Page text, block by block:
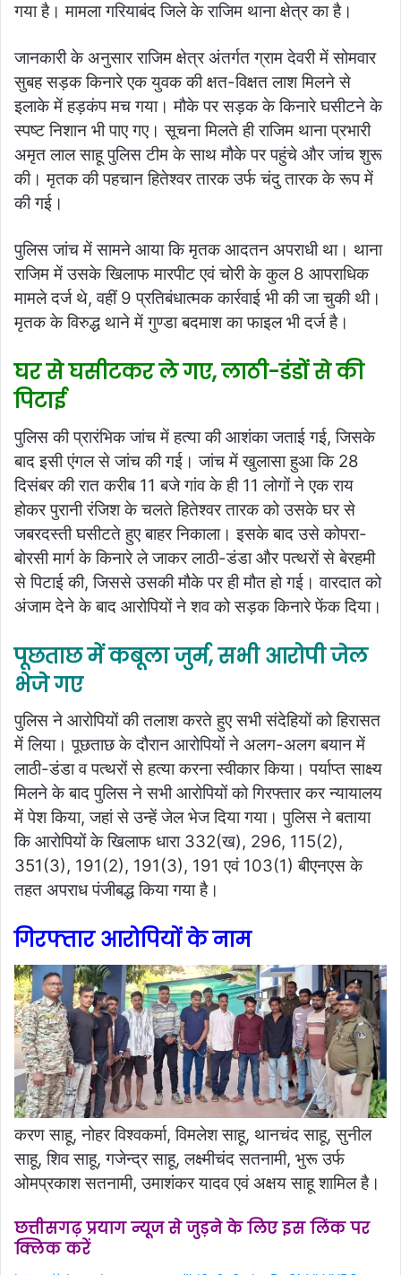
गया है। मामला गरियाबंद जिले के राजिम थाना क्षेत्र का है।
जानकारी के अनुसार राजिम क्षेत्र अंतर्गत ग्राम देवरी में सोमवार
सुबह सड़क किनारे एक युवक की क्षत-विक्षत लाश मिलने से
इलाके में हड़कंप मच गया। मौके पर सड़क के किनारे घसीटने के
स्पष्ट निशान भी पाए गए। सूचना मिलते ही राजिम थाना प्रभारी
अमृत लाल साहू पुलिस टीम के साथ मौके पर पहुंचे और जांच शुरू
की। मृतक की पहचान हितेश्वर तारक उर्फ चंदु तारक के रूप में
की गई।
पुलिस जांच में सामने आया कि मृतक आदतन अपराधी था। थाना
राजिम में उसके खिलाफ मारपीट एवं चोरी के कुल 8 आपराधिक
मामले दर्ज थे, वहीं 9 प्रतिबंधात्मक कार्रवाई भी की जा चुकी थी।
मृतक के विरुद्ध थाने में गुण्डा बदमाश का फाइल भी दर्ज है।
घर से घसीटकर ले गए, लाठी-डंडों से की
पिटाई
पुलिस की प्रारंभिक जांच में हत्या की आशंका जताई गई, जिसके
बाद इसी एंगल से जांच की गई। जांच में खुलासा हुआ कि 28
दिसंबर की रात करीब 11 बजे गांव के ही 11 लोगों ने एक राय
होकर पुरानी रंजिश के चलते हितेश्वर तारक को उसके घर से
जबरदस्ती घसीटते हुए बाहर निकाला। इसके बाद उसे कोपरा-
बोरसी मार्ग के किनारे ले जाकर लाठी-डंडा और पत्थरों से बेरहमी
से पिटाई की, जिससे उसकी मौके पर ही मौत हो गई। वारदात को
अंजाम देने के बाद आरोपियों ने शव को सड़क किनारे फेंक दिया।
पूछताछ में कबूला जुर्म, सभी आरोपी जेल
भेजे गए
पुलिस ने आरोपियों की तलाश करते हुए सभी संदेहियों को हिरासत
में लिया। पूछताछ के दौरान आरोपियों ने अलग-अलग बयान में
लाठी-डंडा व पत्थरों से हत्या करना स्वीकार किया। पर्याप्त साक्ष्य
मिलने के बाद पुलिस ने सभी आरोपियों को गिरफ्तार कर न्यायालय
में पेश किया, जहां से उन्हें जेल भेज दिया गया। पुलिस ने बताया
कि आरोपियों के खिलाफ धारा 332(ख), 296, 115(2),
351(3), 191(2), 191(3), 191 एवं 103(1) बीएनएस के
तहत अपराध पंजीबद्ध किया गया है।
गिरफ्तार आरोपियों के नाम
करण साहू, नोहर विश्वकर्मा, विमलेश साहू, थानचंद साहू, सुनील
साहू, शिव साहू, गजेन्द्र साहू, लक्ष्मीचंद सतनामी, भुरू उर्फ
ओमप्रकाश सतनामी, उमाशंकर यादव एवं अक्षय साहू शामिल है।
छत्तीसगढ़ प्रयाग न्यूज से जुड़ने के लिए इस लिंक पर
क्लिक करें